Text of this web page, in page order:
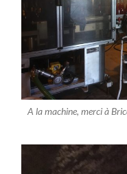
A la machine, merci à